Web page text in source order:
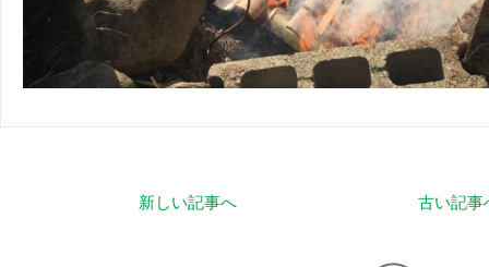
古い記事
新しい記事へ